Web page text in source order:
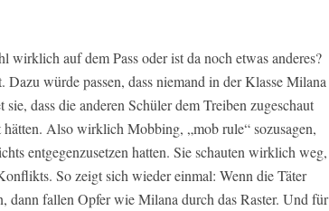
wirklich auf dem Pass oder ist da noch etwas anderes?
würde passen, dass niemand in der Klasse Milana
dass die anderen Schüler dem Treiben zugeschaut
hätten. Also wirklich Mobbing, „mob rule“ sozusagen,
entgegenzusetzen hatten. Sie schauten wirklich weg,
So zeigt sich wieder einmal: Wenn die Täter
dann fallen Opfer wie Milana durch das Raster. Und für